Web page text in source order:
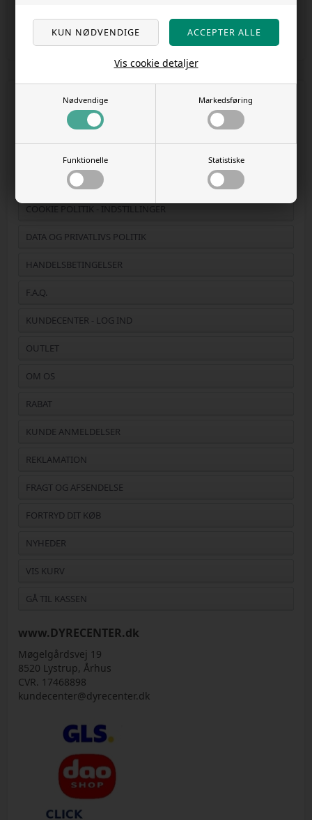
Nødvendige Markedsføring
Funktionelle Statistiske
Vis cookie detaljer
Information
KONTAKT OS
COOKIE POLITIK - INDSTILLINGER
DATA OG PRIVATLIVS POLITIK
HANDELSBETINGELSER
F.A.Q.
KUNDECENTER - LOG IND
OUTLET
OM OS
RABAT
KUNDE ANMELDELSER
REKLAMATION
FRAGT OG AFSENDELSE
FORTRYD DIT KØB
NYHEDER
VIS KURV
GÅ TIL KASSEN
www.DYRECENTER.dk
Møgelgårdsvej 19
8520 Lystrup, Århus
CVR. 17468898
kundecenter@dyrecenter.dk